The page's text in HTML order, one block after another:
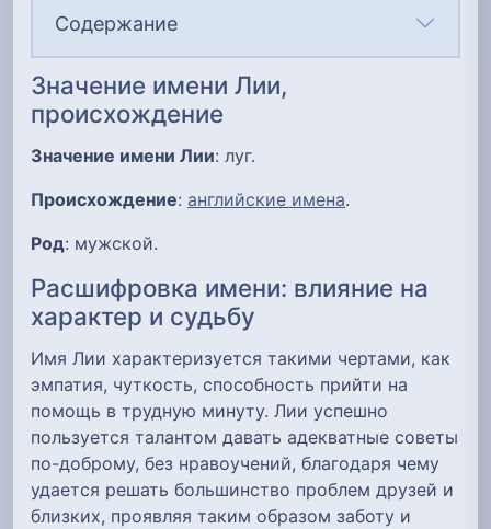
Содержание
Значение имени Лии,
происхождение
Значение имени Лии: луг.
Происхождение: английские имена.
Род: мужской.
Расшифровка имени: влияние на
характер и судьбу
Имя Лии характеризуется такими чертами, как
эмпатия, чуткость, способность прийти на
помощь в трудную минуту. Лии успешно
пользуется талантом давать адекватные советы
по-доброму, без нравоучений, благодаря чему
удается решать большинство проблем друзей и
близких, проявляя таким образом заботу и